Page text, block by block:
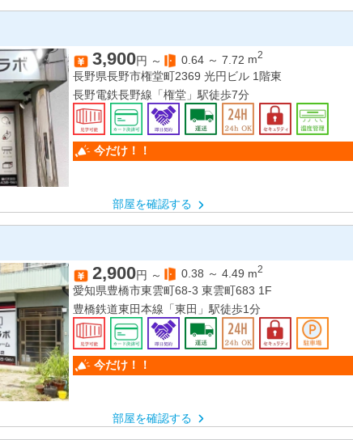
3,900円 ～ 0.64 ～ 7.72 m2
長野県長野市権堂町2369 光円ビル 1階東
長野電鉄長野線「権堂」駅徒歩7分
今だけ！！
部屋を確認する
2,900円 ～ 0.38 ～ 4.49 m2
愛知県豊橋市東雲町68-3 東雲町683 1F
豊橋鉄道東田本線「東田」駅徒歩1分
今だけ！！
部屋を確認する